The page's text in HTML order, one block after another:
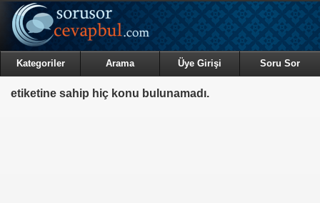
Kategoriler Arama Üye Girişi Soru Sor
etiketine sahip hiç konu bulunamadı.